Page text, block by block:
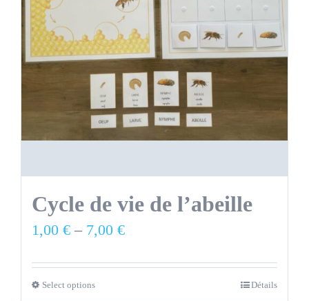
Cycle de vie de l’abeille
1,00 € – 7,00 €
Select options Détails